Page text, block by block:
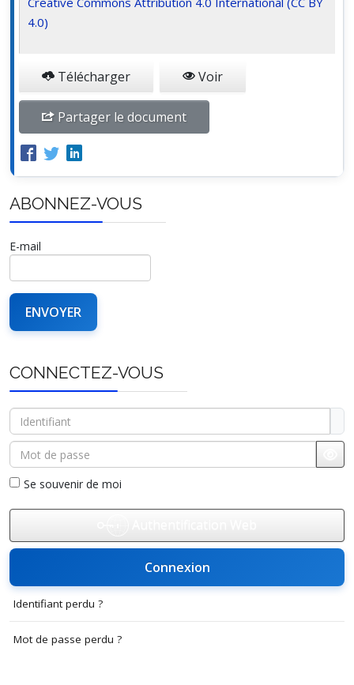
4.0)
Télécharger Voir
Partager le document
ABONNEZ-VOUS
E-mail
CONNECTEZ-VOUS
Identifiant
Mot de passe
Se souvenir de moi
Connexion
Identifiant perdu ?
Mot de passe perdu ?